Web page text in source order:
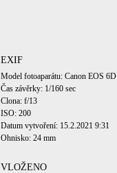
EXIF
Model fotoaparátu: Canon EOS 6D
Čas závěrky: 1/160 sec
Clona: f/13
ISO: 200
Datum vytvoření: 15.2.2021 9:31
Ohnisko: 24 mm
VLOŽENO